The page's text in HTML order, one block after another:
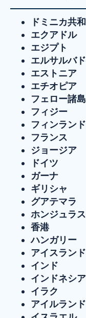
ドミニカ共
エクアドル
エジプト
エルサルバ
エストニア
エチオピア
フェロー諸島
フィジー
フィンランド
フランス
ジョージア
ドイツ
ガーナ
ギリシャ
グアテマラ
ホンジュラス
香港
ハンガリー
アイスランド
インド
インドネシア
イラク
アイルランド